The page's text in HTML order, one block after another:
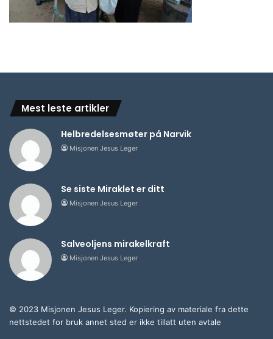
Mest leste artikler
Helbredelsesmøter på Narvik
Misjonen Jesus Leger
Se siste Miraklet er ditt
Misjonen Jesus Leger
Salveoljens mirakelkraft
Misjonen Jesus Leger
© 2023 Misjonen Jesus Leger. Kopiering av materiale fra dette
nettstedet for bruk annet sted er ikke tillatt uten avtale